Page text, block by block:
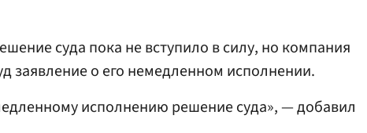
суда пока не вступило в силу, но компания
заявление о его немедленном исполнении.
исполнению решение суда», — добавил